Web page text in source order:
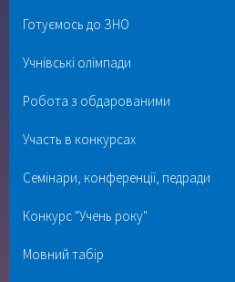
Готуємось до ЗНО
Учнівські олімпади
Робота з обдарованими
Участь в конкурсах
Семінари, конференції, педради
Конкурс "Учень року"
Мовний табір